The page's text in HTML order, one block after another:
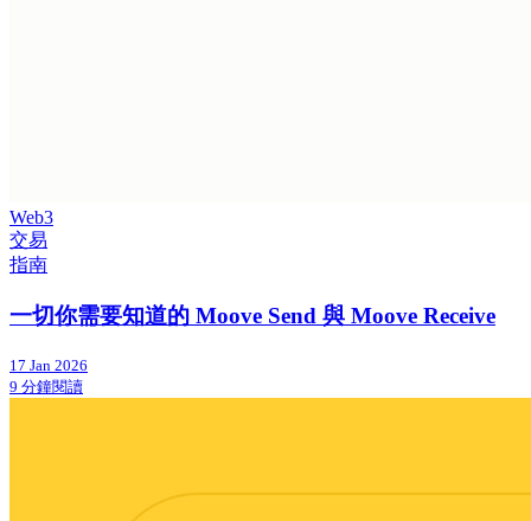
Web3
交易
指南
一切你需要知道的 Moove Send 與 Moove Receive
17 Jan 2026
9 分鐘閱讀